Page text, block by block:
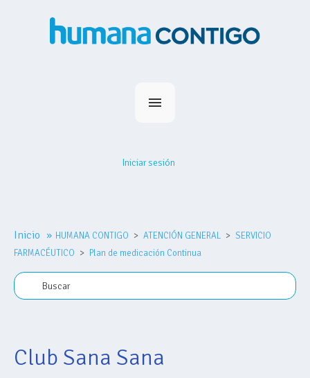
Nosotros
MiHumana
Comprar plan
Iniciar sesión
Inicio » HUMANA CONTIGO ATENCIÓN GENERAL
SERVICIO
FARMACÉUTICO
Plan de medicación Continua
Club Sana Sana